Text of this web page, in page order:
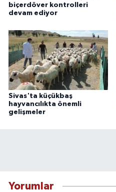
biçerdöver kontrolleri
devam ediyor
Sivas'ta küçükbaş
hayvancılıkta önemli
gelişmeler
Yorumlar